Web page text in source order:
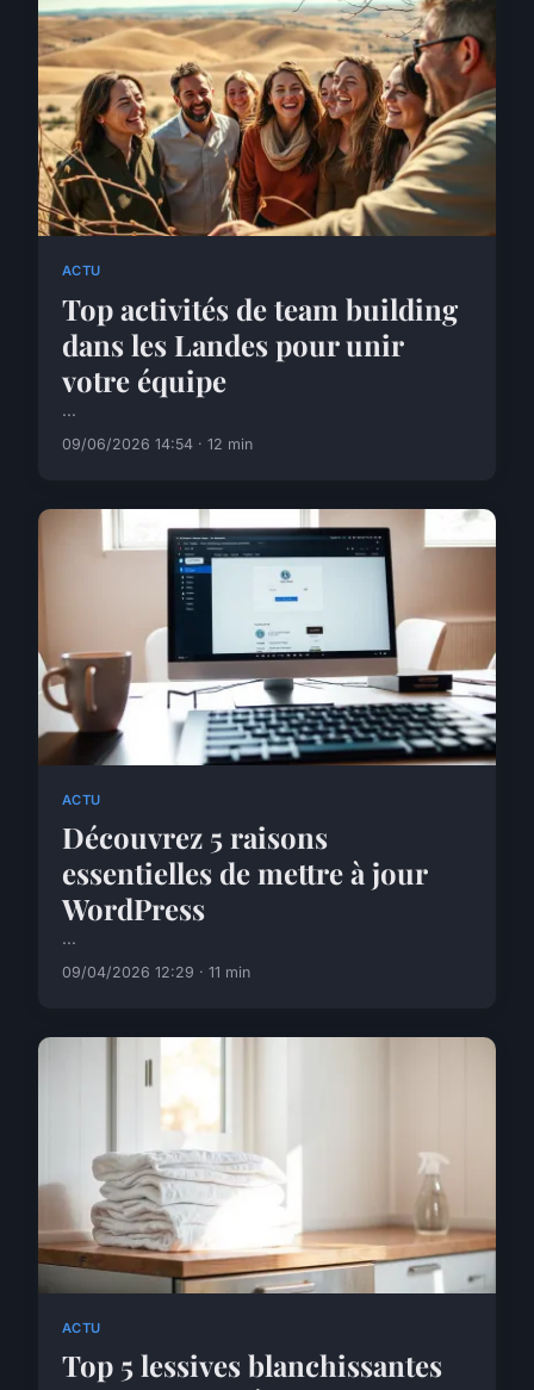
ACTU
Top activités de team building
dans les Landes pour unir
votre équipe
...
09/06/2026 14:54 · 12 min
ACTU
Découvrez 5 raisons
essentielles de mettre à jour
WordPress
...
09/04/2026 12:29 · 11 min
ACTU
Top 5 lessives blanchissantes